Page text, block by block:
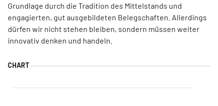
Grundlage durch die Tradition des Mittelstands und
engagierten, gut ausgebildeten Belegschaften. Allerdings
dürfen wir nicht stehen bleiben, sondern müssen weiter
innovativ denken und handeln.